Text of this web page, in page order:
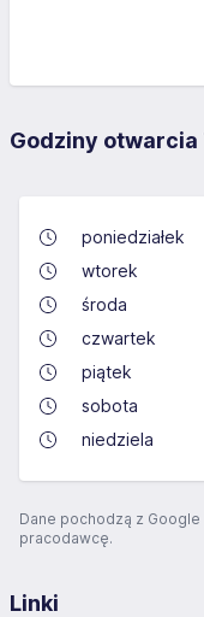
Godziny
poniedziałek
wtorek
środa
czwartek
piątek
sobota
niedziela
Dane pochodzą z
pracodawcę.
Linki